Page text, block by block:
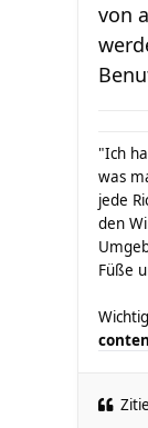
von
"Ich
was
jede
den
Füße